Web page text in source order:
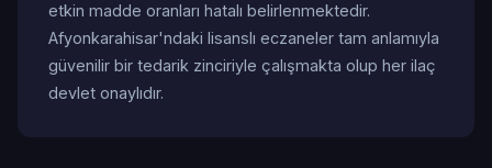
etkin madde oranları hatalı belirlenmektedir.
Afyonkarahisar'ndaki lisanslı eczaneler tam anlamıyla
güvenilir bir tedarik zinciriyle çalışmakta olup her ilaç
devlet onaylıdır.